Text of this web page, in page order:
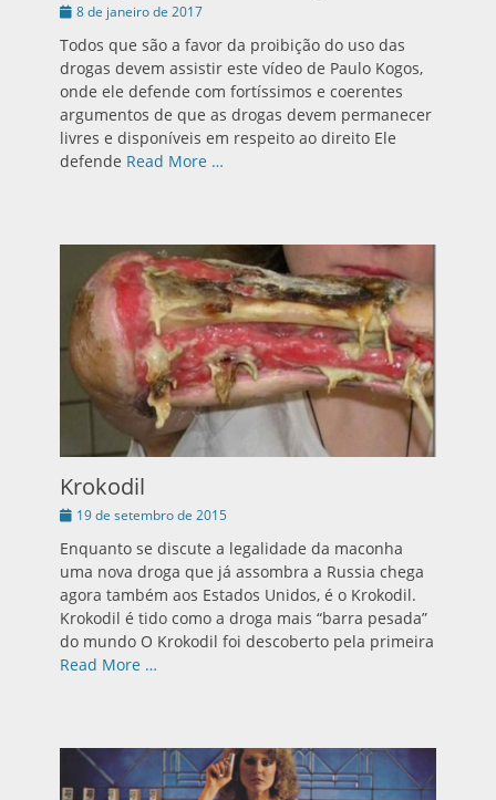
Publicado
8 de janeiro de 2017
Todos que são a favor da proibição do uso das
drogas devem assistir este vídeo de Paulo Kogos,
onde ele defende com fortíssimos e coerentes
argumentos de que as drogas devem permanecer
livres e disponíveis em respeito ao direito Ele
defende Read More …
Krokodil
Publicado
19 de setembro de 2015
Enquanto se discute a legalidade da maconha
uma nova droga que já assombra a Russia chega
agora também aos Estados Unidos, é o Krokodil.
Krokodil é tido como a droga mais “barra pesada”
do mundo O Krokodil foi descoberto pela primeira
Read More …